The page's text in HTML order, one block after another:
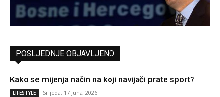
POSLJEDNJE OBJAVLJENO
Kako se mijenja način na koji navijači prate sport?
LIFESTYLE Srijeda, 17 Juna, 2026